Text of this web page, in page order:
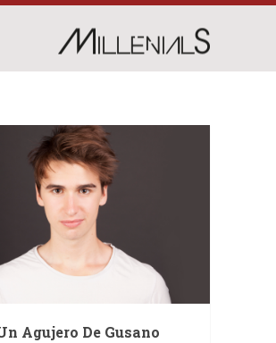
Agujero De Gusano